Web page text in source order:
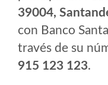
39004,
con Banco
través de su
915 123 123.